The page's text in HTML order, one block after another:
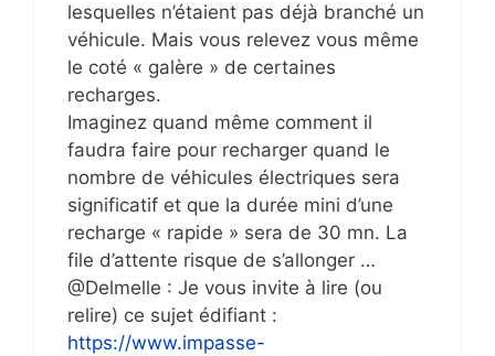
lesquelles n’étaient pas déjà branché un
véhicule. Mais vous relevez vous même
le coté « galère » de certaines
recharges.
Imaginez quand même comment il
faudra faire pour recharger quand le
nombre de véhicules électriques sera
significatif et que la durée mini d’une
recharge « rapide » sera de 30 mn. La
file d’attente risque de s’allonger …
@Delmelle : Je vous invite à lire (ou
relire) ce sujet édifiant :
https://www.impasse-